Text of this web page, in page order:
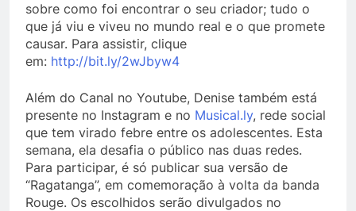
sobre como foi encontrar o seu criador; tudo o
que já viu e viveu no mundo real e o que promete
causar. Para assistir, clique
em: http://bit.ly/2wJbyw4
Além do Canal no Youtube, Denise também está
presente no Instagram e no Musical.ly, rede social
que tem virado febre entre os adolescentes. Esta
semana, ela desafia o público nas duas redes.
Para participar, é só publicar sua versão de
“Ragatanga”, em comemoração à volta da banda
Rouge. Os escolhidos serão divulgados no